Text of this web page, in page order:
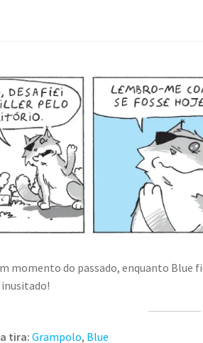
momento do passado, enquanto Blue
tira: Grampolo, Blue